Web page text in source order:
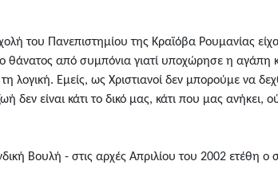
του Πανεπιστημίου της Κραϊόβα Ρουμανίας
από συμπόνια γιατί υποχώρησε η αγάπη
λογική. Εμείς, ως Χριστιανοί δεν μπορούμε να
δεν είναι κάτι το δικό μας, κάτι που μας ανήκει,
Βουλή - στις αρχές Απριλίου του 2002 ετέθη ο